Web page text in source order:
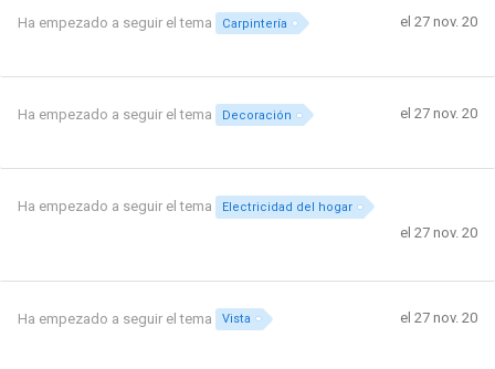
Ha empezado a seguir el tema Carpintería el 27 nov. 20
Ha empezado a seguir el tema Decoración el 27 nov. 20
Ha empezado a seguir el tema Electricidad del hogar
el 27 nov. 20
Ha empezado a seguir el tema Vista el 27 nov. 20